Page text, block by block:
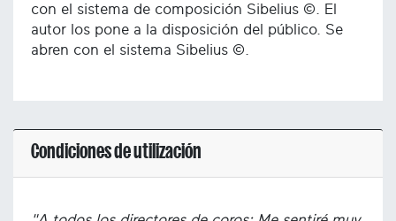
con el sistema de composición Sibelius ©. El
autor los pone a la disposición del público. Se
abren con el sistema Sibelius ©.
Condiciones de utilización